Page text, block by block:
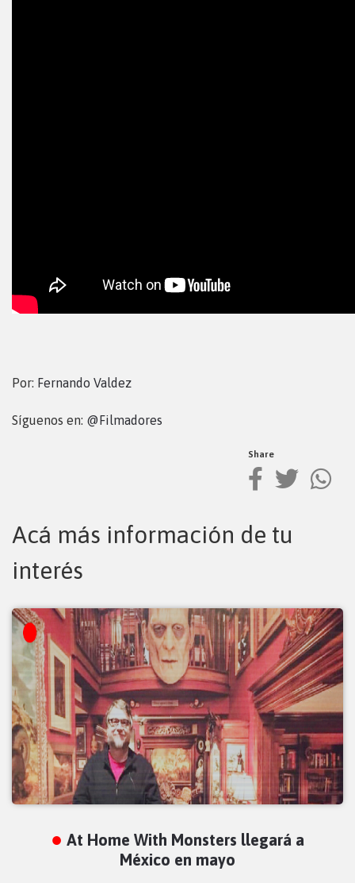
Por: Fernando Valdez
Síguenos en: @Filmadores
Share
Acá más información de tu
interés
At Home With Monsters llegará a
México en mayo